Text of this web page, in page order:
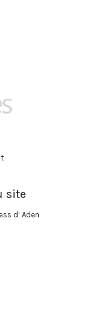
site
d’ Aden